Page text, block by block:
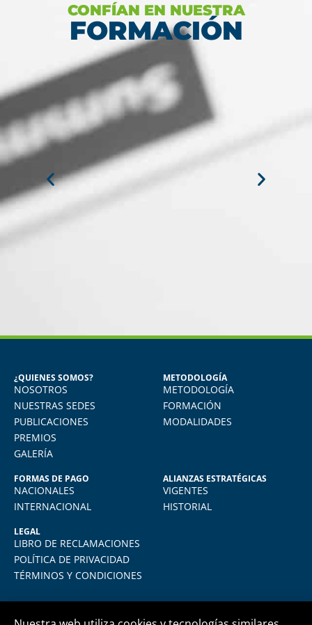
CONFÍAN EN NUESTRA
FORMACIÓN
GÓNGORA
Vivo en Arequipa y llevé el diploma con
total comodidad desde mi casa. La
plataforma virtual de FIDE es muy intuitiva
y muy amigable. La enseñanza virtual es
¿QUIENES SOMOS?
NOSOTROS
NUESTRAS SEDES
PUBLICACIONES
PREMIOS
GALERÍA
METODOLOGÍA
METODOLOGÍA
FORMACIÓN
MODALIDADES
FORMAS DE PAGO
NACIONALES
INTERNACIONAL
ALIANZAS ESTRATÉGICAS
VIGENTES
HISTORIAL
LEGAL
LIBRO DE RECLAMACIONES
POLÍTICA DE PRIVACIDAD
TÉRMINOS Y CONDICIONES